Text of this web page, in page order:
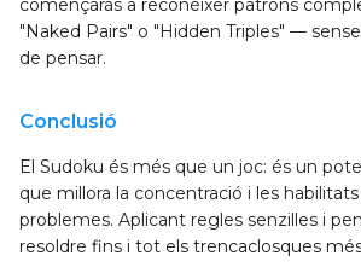
començaràs a reconèixer patrons
"Naked Pairs" o "Hidden Triples" —
de pensar.
Conclusió
El Sudoku és més que un joc: és un
que millora la concentració i les
problemes. Aplicant regles senzilles i
resoldre fins i tot els trencaclosques